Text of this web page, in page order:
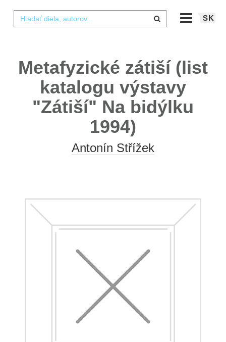
SK
Metafyzické zátiší (list
katalogu výstavy
"Zátiší" Na bidýlku
1994)
Antonín Střížek